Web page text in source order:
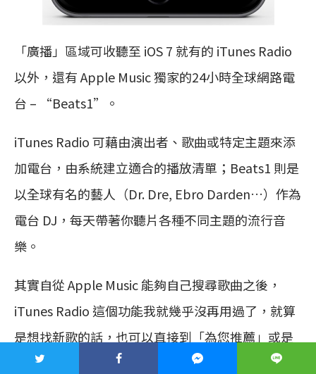
「廣播」區域可收聽至 iOS 7 就有的 iTunes Radio
以外，還有 Apple Music 獨家的24小時全球網路電
台 – “Beats1”。
iTunes Radio 可藉由演出者、歌曲或特定主題來添
加電台，由系統建立適合的播放清單；Beats1 則是
以全球有名的藝人（Dr. Dre, Ebro Darden…）作為
電台 DJ，每天帶著你聽片各種不同主題的流行音
樂。
其實自從 Apple Music 能夠自己搜尋歌曲之後，
iTunes Radio 這個功能我就幾乎沒再用過了，就算
是想找新歌的話，也可以直接到「為您推薦」或是
選擇不同的主題播放清單就好，不需要再使用到這